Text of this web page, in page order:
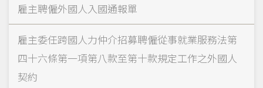
雇主聘僱外國人入國通報單
雇主委任跨國人力仲介招募聘僱從事就業服務法第
四十六條第一項第八款至第十款規定工作之外國人
契約